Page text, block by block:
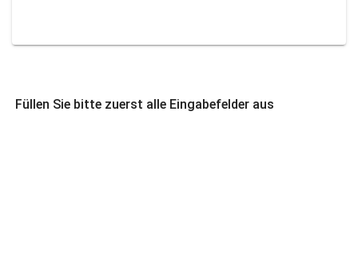
Füllen Sie bitte zuerst alle Eingabefelder aus